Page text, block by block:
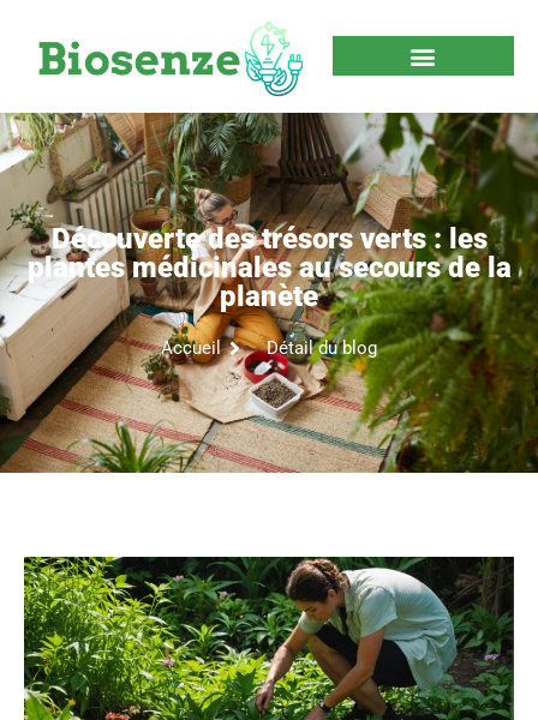
Découverte des trésors verts : les
plantes médicinales au secours de la
planète
Accueil Détail du blog